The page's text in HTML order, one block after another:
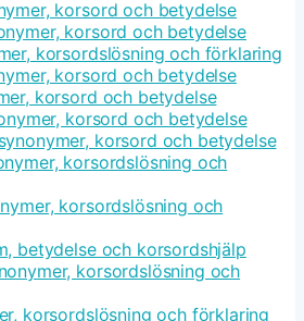
korsord och betydelse
korsord och betydelse
korsordslösning och förklaring
korsord och betydelse
korsord och betydelse
korsord och betydelse
korsord och betydelse
korsordslösning och
korsordslösning och
betydelse och korsordshjälp
korsordslösning och
korsordslösning och förklaring